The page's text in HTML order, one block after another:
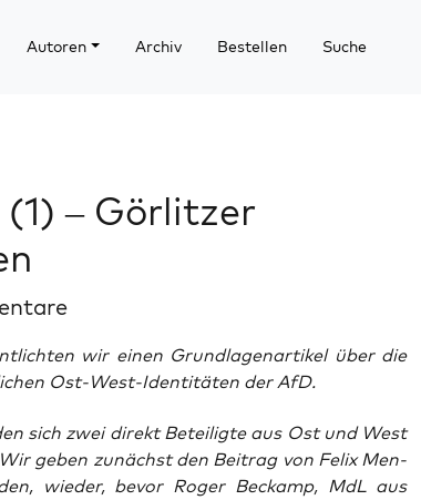
Autoren Archiv Bestellen Suche
– Görlitzer
wir einen Grundlagenartikel über die
Ost-West-Identitäten der AfD.
sich zwei direkt Betei­lig­te aus Ost und West
geben zunächst den Bei­trag von Felix Men­
wie­der, bevor Roger Beck­amp, MdL aus